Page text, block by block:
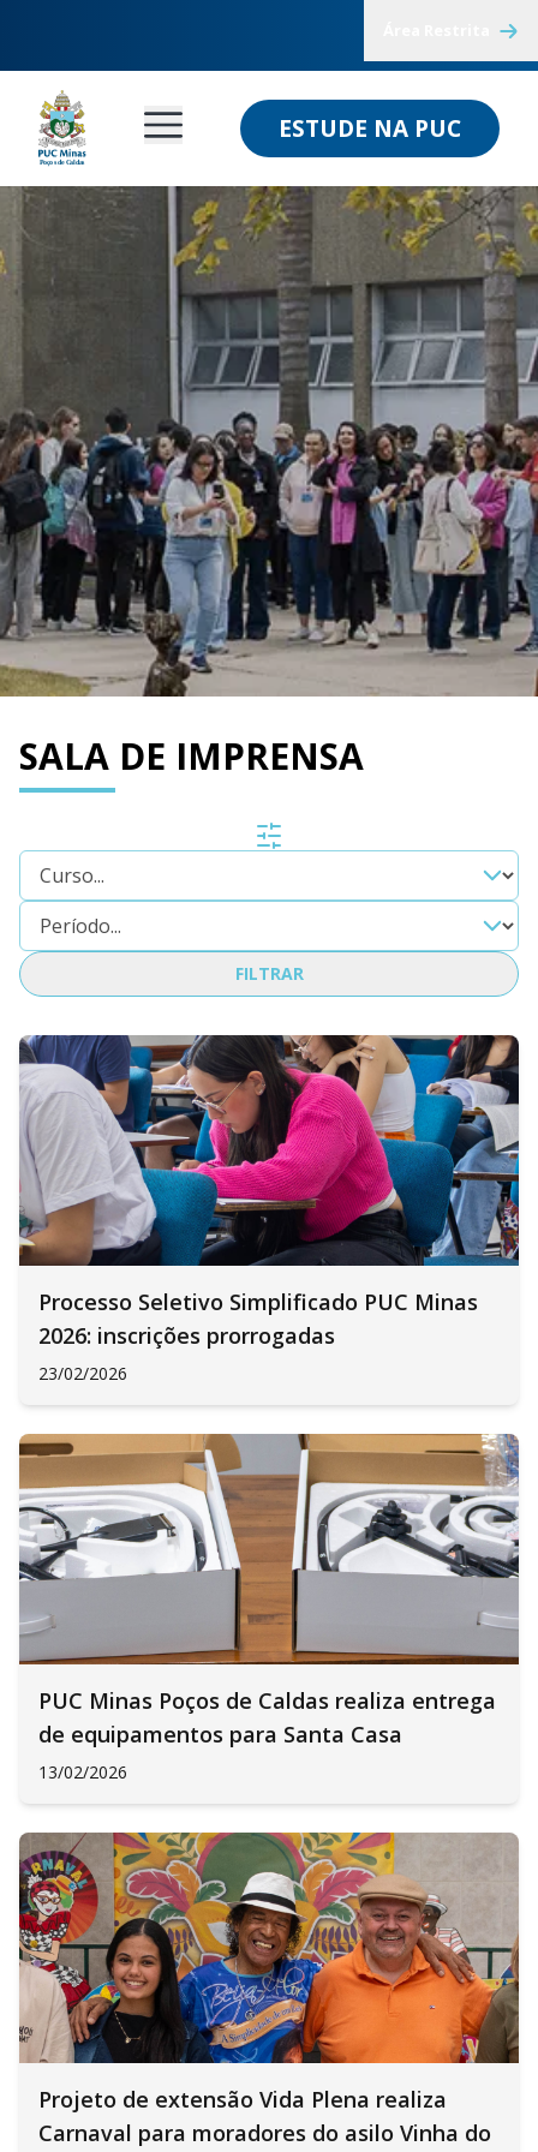
ESTUDE NA PUC
SALA DE IMPRENSA
FILTRAR
Processo Seletivo Simplificado PUC Minas
2026: inscrições prorrogadas
23/02/2026
PUC Minas Poços de Caldas realiza entrega
de equipamentos para Santa Casa
13/02/2026
Projeto de extensão Vida Plena realiza
Carnaval para moradores do asilo Vinha do